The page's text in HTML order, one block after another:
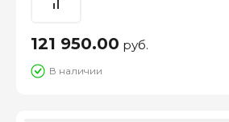
121 950.00 руб.
В наличии